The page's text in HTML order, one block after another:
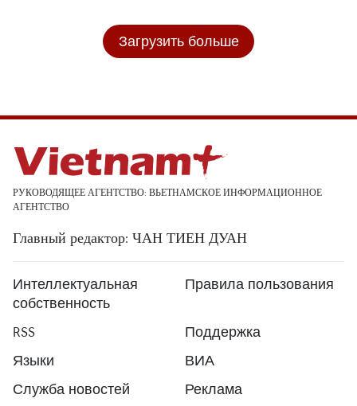
Загрузить больше
РУКОВОДЯЩЕЕ АГЕНТСТВО: ВЬЕТНАМСКОЕ ИНФОРМАЦИОННОЕ
АГЕНТСТВО
Главный редактор: ЧАН ТИЕН ДУАН
Интеллектуальная
собственность
Правила пользования
RSS
Поддержка
Языки
ВИА
Служба новостей
Реклама